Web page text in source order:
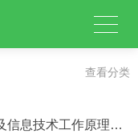
查看分类
「果断收藏」F6中效过滤器的作用以及信息技术工作原理如何安装？